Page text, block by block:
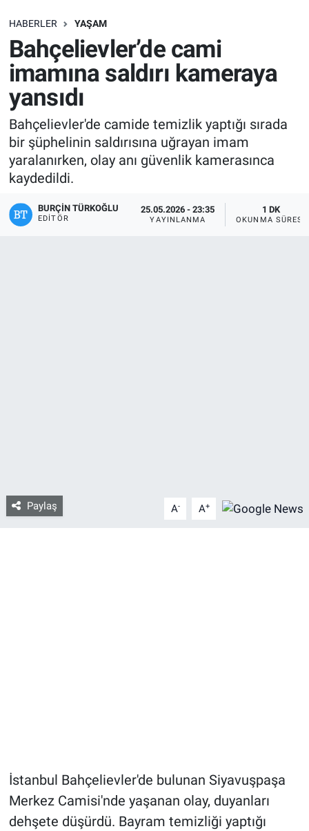
HABERLER YAŞAM
Bahçelievler’de cami
imamına saldırı kameraya
yansıdı
Bahçelievler'de camide temizlik yaptığı sırada
bir şüphelinin saldırısına uğrayan imam
yaralanırken, olay anı güvenlik kamerasınca
kaydedildi.
BURÇIN TÜRKOĞLU
EDITÖR
25.05.2026 - 23:35
YAYINLANMA
1 DK
OKUNMA SÜRESI
Paylaş A- A+
İstanbul Bahçelievler'de bulunan Siyavuşpaşa
Merkez Camisi'nde yaşanan olay, duyanları
dehşete düşürdü. Bayram temizliği yaptığı
SAĞLIK
EKONOMİ
EĞİTİM
ÖZEL HABER
Keşfet
ASTROLOJİ